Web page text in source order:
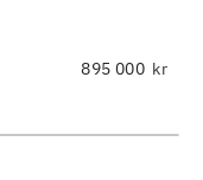
kr